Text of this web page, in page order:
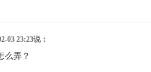
03 23:23说：
么弄？